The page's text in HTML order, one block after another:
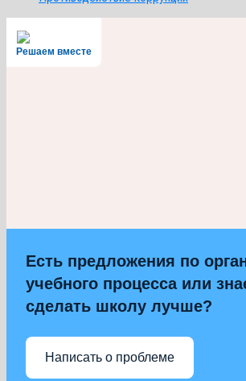
Решаем вместе
Есть предложения по
учебного процесса или
сделать школу лучше?
Написать о проблеме